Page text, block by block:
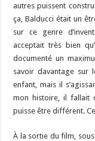
autres puissent
ça, Balducci était un
sur ce genre
acceptait très bien
documenté un
savoir davantage sur
enfant, mais il
mon histoire, il fallait
puisse être différent.
À la sortie du film, sous